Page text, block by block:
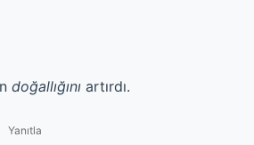
doğallığını artırdı.
Yanıtla